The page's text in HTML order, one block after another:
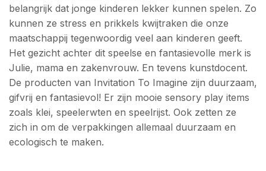
belangrijk dat jonge kinderen lekker kunnen spelen. Zo
kunnen ze stress en prikkels kwijtraken die onze
maatschappij tegenwoordig veel aan kinderen geeft.
Het gezicht achter dit speelse en fantasievolle merk is
Julie, mama en zakenvrouw. En tevens kunstdocent.
De producten van Invitation To Imagine zijn duurzaam,
gifvrij en fantasievol! Er zijn mooie sensory play items
zoals klei, speelerwten en speelrijst. Ook zetten ze
zich in om de verpakkingen allemaal duurzaam en
ecologisch te maken.